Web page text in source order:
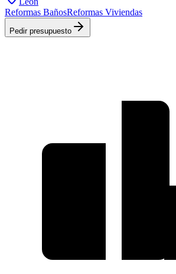
Reformas BañosReformas Viviendas
Pedir presupuesto